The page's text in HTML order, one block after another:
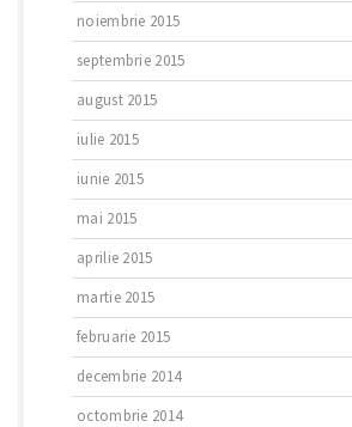
noiembrie 2015
septembrie 2015
august 2015
iulie 2015
iunie 2015
mai 2015
aprilie 2015
martie 2015
februarie 2015
decembrie 2014
octombrie 2014